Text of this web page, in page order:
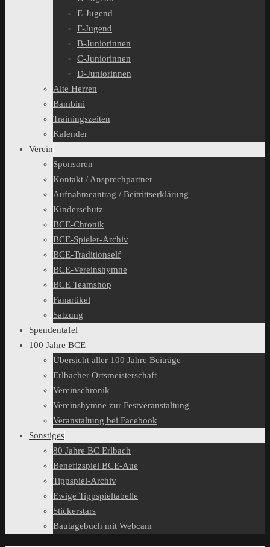
E-Jugend
F-Jugend
B-Juniorinnen
C-Juniorinnen
D-Juniorinnen
Alte Herren
Bambini
Trainingszeiten
Kalender
Verein
Sponsoren
Kontakt / Ansprechpartner
Aufnahmeantrag / Beitrittserklärung
Kinderschutz
BCE-Chronik
BCE-Spieler-Archiv
BCE-Traditionself
BCE-Vereinshymne
BCE Teamshop
Fanartikel
Satzung
Spendentafel
100 Jahre BCE
Übersicht aller 100 Jahre Beiträge
Erlbacher Ortsmeisterschaft
Vereinschronik
Vereinshymne zur Festveranstaltung
Veranstaltung bei Facebook
Sonstiges
80 Jahre BC Erlbach
Benefizspiel BCE-Aue
Tippspiel-Archiv
Ewige Tippspieltabelle
Stickerstars
Bautagebuch mit Webcam